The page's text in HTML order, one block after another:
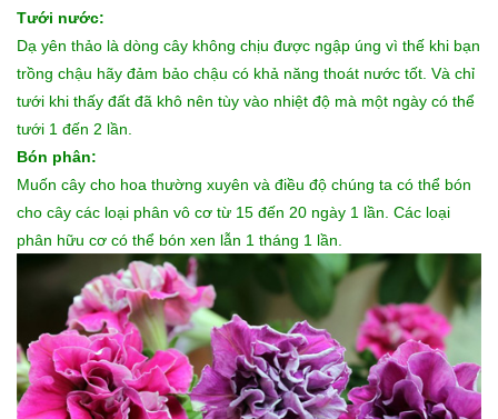
Tưới nước:
Dạ yên thảo là dòng cây không chịu được ngập úng vì thế khi bạn
trồng chậu hãy đảm bảo chậu có khả năng thoát nước tốt. Và chỉ
tưới khi thấy đất đã khô nên tùy vào nhiệt độ mà một ngày có thể
tưới 1 đến 2 lần.
Bón phân:
Muốn cây cho hoa thường xuyên và điều độ chúng ta có thể bón
cho cây các loại phân vô cơ từ 15 đến 20 ngày 1 lần. Các loại
phân hữu cơ có thể bón xen lẫn 1 tháng 1 lần.